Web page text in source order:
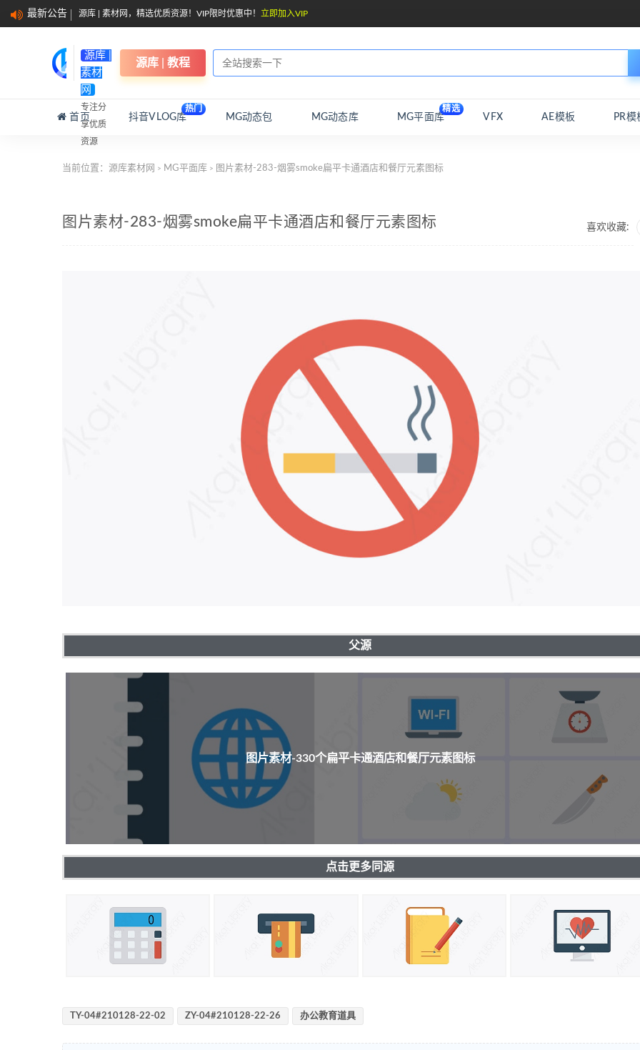
最新公告 源库 | 素材网，精选优质资源！VIP限时优惠中！ 立即加入VIP
源库 |
素材
网
专注分
享优质
资源
源库 | 教程
首页 抖音VLOG库
热门
MG动态包 MG动态库 MG平面库
精选
VFX AE模板 PR模
当前位置： 源库素材网 > MG平面库 > 图片素材-283-烟雾smoke扁平卡通酒店和餐厅元素图标
喜欢收藏:
图片素材-283-烟雾smoke扁平卡通酒店和餐厅元素图标
父源
图片素材-330个扁平卡通酒店和餐厅元素图标
点击更多同源
TY-04#210128-22-02 ZY-04#210128-22-26 办公教育道具